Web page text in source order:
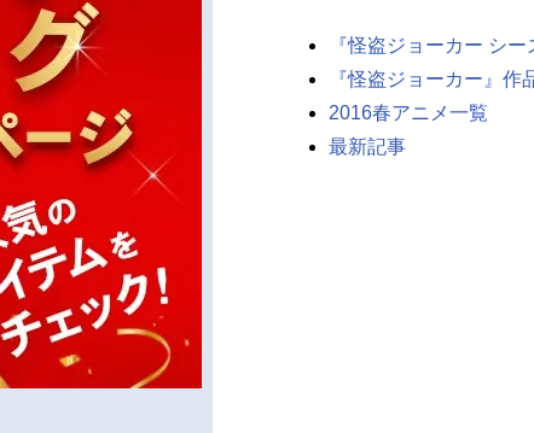
『怪盗ジョーカー シ
『怪盗ジョーカー』作
2016春アニメ一覧
最新記事